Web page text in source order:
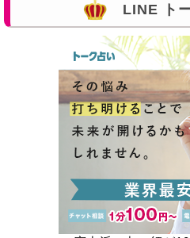
LINE ト